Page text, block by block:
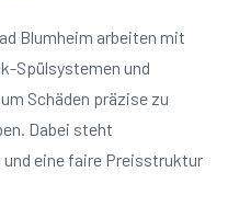
Blumheim arbeiten mit
Spülsystemen und
Schäden präzise zu
Dabei steht
und eine faire Preisstruktur